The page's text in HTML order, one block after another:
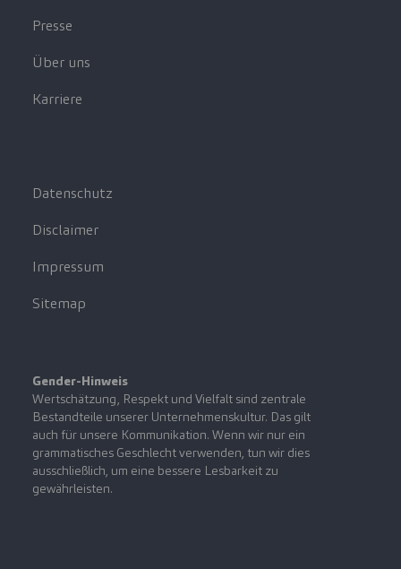
Presse
Über uns
Karriere
Datenschutz
Disclaimer
Impressum
Sitemap
Gender-Hinweis
Wertschätzung, Respekt und Vielfalt sind zentrale
Bestandteile unserer Unternehmenskultur. Das gilt
auch für unsere Kommunikation. Wenn wir nur ein
grammatisches Geschlecht verwenden, tun wir dies
ausschließlich, um eine bessere Lesbarkeit zu
gewährleisten.